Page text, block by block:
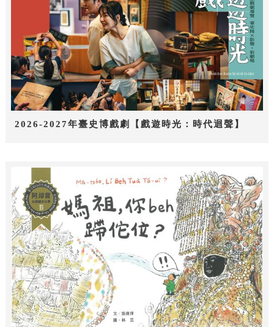
2026-2027年臺史博戲劇【戲遊時光：時代迴聲】